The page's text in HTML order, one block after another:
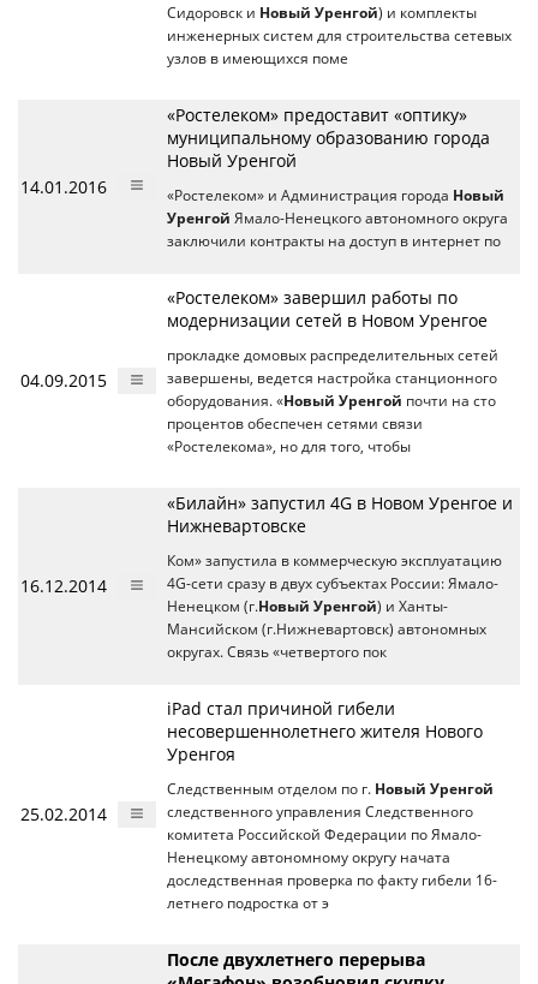
Сидоровск и Новый Уренгой) и комплекты
инженерных систем для строительства сетевых
узлов в имеющихся поме
14.01.2016
«Ростелеком» предоставит «оптику»
муниципальному образованию города
Новый Уренгой
«Ростелеком» и Администрация города Новый
Уренгой Ямало-Ненецкого автономного округа
заключили контракты на доступ в интернет по
04.09.2015
«Ростелеком» завершил работы по
модернизации сетей в Новом Уренгое
прокладке домовых распределительных сетей
завершены, ведется настройка станционного
оборудования. «Новый Уренгой почти на cто
процентов обеспечен сетями связи
«Ростелекома», но для того, чтобы
16.12.2014
«Билайн» запустил 4G в Новом Уренгое и
Нижневартовске
Ком» запустила в коммерческую эксплуатацию
4G-сети сразу в двух субъектах России: Ямало-
Ненецком (г.Новый Уренгой) и Ханты-
Мансийском (г.Нижневартовск) автономных
округах. Связь «четвертого пок
25.02.2014
iPad стал причиной гибели
несовершеннолетнего жителя Нового
Уренгоя
Следственным отделом по г. Новый Уренгой
следственного управления Следственного
комитета Российской Федерации по Ямало-
Ненецкому автономному округу начата
доследственная проверка по факту гибели 16-
летнего подростка от э
После двухлетнего перерыва